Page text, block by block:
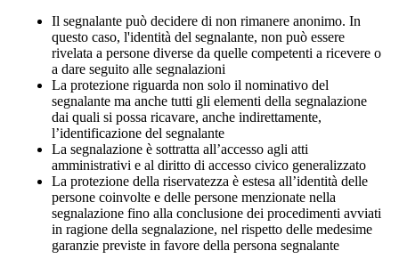
Il segnalante può decidere di non rimanere anonimo. In
questo caso, l'identità del segnalante, non può essere
rivelata a persone diverse da quelle competenti a ricevere o
a dare seguito alle segnalazioni
La protezione riguarda non solo il nominativo del
segnalante ma anche tutti gli elementi della segnalazione
dai quali si possa ricavare, anche indirettamente,
l’identificazione del segnalante
La segnalazione è sottratta all’accesso agli atti
amministrativi e al diritto di accesso civico generalizzato
La protezione della riservatezza è estesa all’identità delle
persone coinvolte e delle persone menzionate nella
segnalazione fino alla conclusione dei procedimenti avviati
in ragione della segnalazione, nel rispetto delle medesime
garanzie previste in favore della persona segnalante